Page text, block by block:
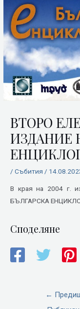
ВТОРО
ИЗДАНИЕ
/Събития /
В края на 2004 г.
БЪЛГАРСКА
Споделяне
←